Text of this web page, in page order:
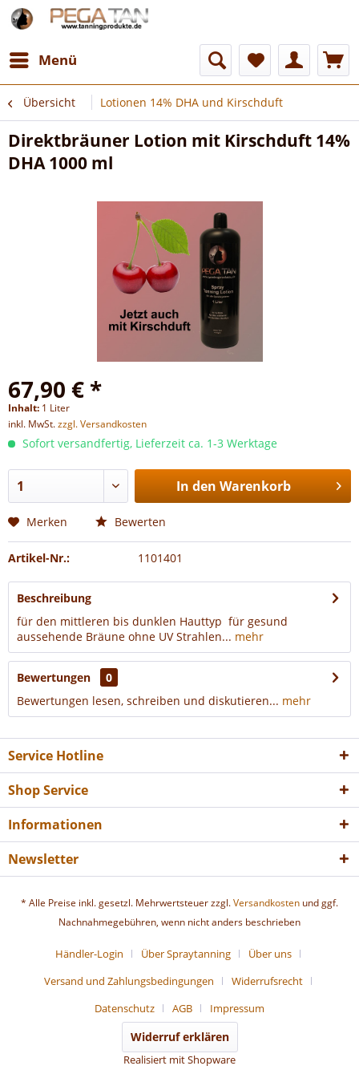
Menü
Übersicht Lotionen 14% DHA und Kirschduft
Direktbräuner Lotion mit Kirschduft 14%
DHA 1000 ml
67,90 € *
Inhalt: 1 Liter
inkl. MwSt.zzgl. Versandkosten
Sofort versandfertig, Lieferzeit ca. 1-3 Werktage
In den Warenkorb
Merken Bewerten
Artikel-Nr.: 1101401
Beschreibung
für den mittleren bis dunklen Hauttyp für gesund
aussehende Bräune ohne UV Strahlen... mehr
Bewertungen
0
Bewertungen lesen, schreiben und diskutieren... mehr
Service Hotline
Shop Service
Informationen
Newsletter
* Alle Preise inkl. gesetzl. Mehrwertsteuer zzgl.Versandkosten und ggf.
Nachnahmegebühren, wenn nicht anders beschrieben
Händler-Login Über Spraytanning
Über uns
Versand und Zahlungsbedingungen
Widerrufsrecht
Datenschutz
AGB Impressum
Widerruf erklären
Realisiert mit Shopware